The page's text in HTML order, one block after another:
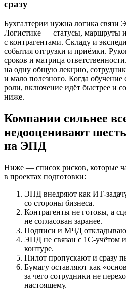
сразу
Бухгалтерии нужна логика связи
Логистике — статусы, маршруты
с контрагентами. Складу и
события отгрузки и приёмки.
сроков и матрица
на одну общую лекцию,
и мало полезного. Когда обучение
роли, включение идёт быстрее и
ниже.
Компании сильнее
недооценивают
на ЭПД
Ниже — список рисков, которые
в проектах подготовки:
ЭПД внедряют как ИТ-
со стороны бизнеса.
Контрагенты не готовы, а
не согласован заранее.
Подписи и МЧД
ЭПД не связан с 1С-учётом
контуре.
Пилот пропускают и сразу
Бумагу оставляют как
за чего сотрудники не
настоящему.